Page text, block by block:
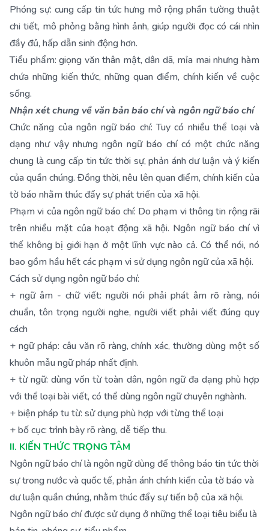
Phóng sự: cung cấp tin tức hưng mở rộng phần tường thuật
chi tiết, mô phỏng bằng hình ảnh, giúp người đọc có cái nhìn
đầy đủ, hấp dẫn sinh động hơn.
Tiểu phẩm: giọng văn thân mật, dân dã, mỉa mai nhưng hàm
chứa những kiến thức, những quan điểm, chính kiến về cuộc
sống.
Nhận xét chung về văn bản báo chí và ngôn ngữ báo chí
Chức năng của ngôn ngữ báo chí: Tuy có nhiều thể loại và
dạng như vậy nhưng ngôn ngữ báo chí có một chức năng
chung là cung cấp tin tức thời sự, phản ánh dư luận và ý kiến
của quần chúng. Đồng thời, nêu lên quan điểm, chính kiến của
tờ báo nhằm thúc đẩy sự phát triển của xã hội.
Phạm vi của ngôn ngữ báo chí: Do phạm vi thông tin rộng rãi
trên nhiều mặt của hoạt động xã hội. Ngôn ngữ báo chí vì
thế không bị giới hạn ở một lĩnh vực nào cả. Có thể nói, nó
bao gồm hầu hết các phạm vi sử dụng ngôn ngữ của xã hội.
Cách sử dụng ngôn ngữ báo chí:
+ ngữ âm - chữ viết: người nói phải phát âm rõ ràng, nói
chuẩn, tôn trọng người nghe, người viết phải viết đúng quy
cách
+ ngữ pháp: câu văn rõ ràng, chính xác, thường dùng một số
khuôn mẫu ngữ pháp nhất định.
+ từ ngữ: dùng vốn từ toàn dân, ngôn ngữ đa dạng phù hợp
với thể loại bài viết, có thể dùng ngôn ngữ chuyên nghành.
+ biện pháp tu từ: sử dụng phù hợp với từng thể loại
+ bố cục: trình bày rõ ràng, dễ tiếp thu.
II. KIẾN THỨC TRỌNG TÂM
Ngôn ngữ báo chí là ngôn ngữ dùng để thông báo tin tức thời
sự trong nước và quốc tế, phản ánh chính kiến của tờ báo và
dư luận quần chúng, nhằm thúc đẩy sự tiến bộ của xã hội.
Ngôn ngữ báo chí được sử dụng ở những thể loại tiêu biểu là